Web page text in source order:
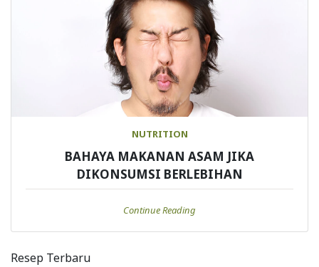
NUTRITION
BAHAYA MAKANAN ASAM JIKA
DIKONSUMSI BERLEBIHAN
Continue Reading
Resep Terbaru